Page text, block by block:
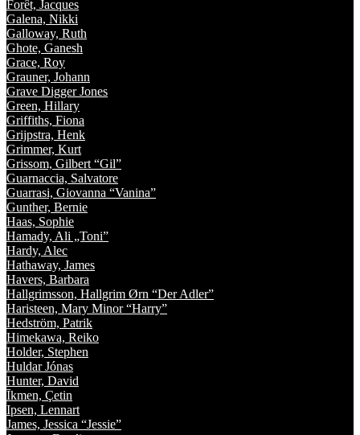
Forêt, Jacques
Galena, Nikki
Galloway, Ruth
Ghote, Ganesh
Grace, Roy
Grauner, Johann
Grave Digger Jones
Green, Hillary
Griffiths, Fiona
Grijpstra, Henk
Grimmer, Kurt
Grissom, Gilbert “Gil”
Guarnaccia, Salvatore
Guarrasi, Giovanna “Vanina”
Gunther, Bernie
Haas, Sophie
Hamady, Ali „Toni”
Hardy, Alec
Hathaway, James
Havers, Barbara
Hallgrimsson, Hallgrim Ørn “Der Adler”
Haristeen, Mary Minor “Harry”
Hedström, Patrik
Himekawa, Reiko
Holder, Stephen
Huldar Jónas
Hunter, David
Īkmen, Çetin
Ipsen, Lennart
James, Jessica “Jessie”